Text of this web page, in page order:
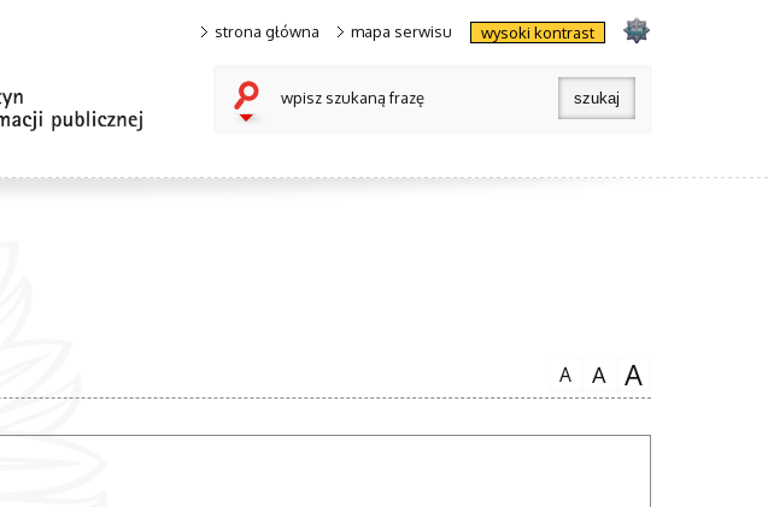
strona główna mapa serwisu wysoki kontrast
wpisz szukaną frazę
A A A